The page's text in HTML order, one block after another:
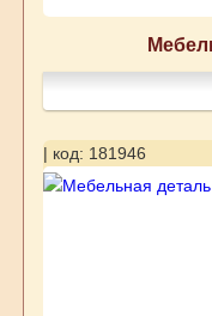
| код: 181946